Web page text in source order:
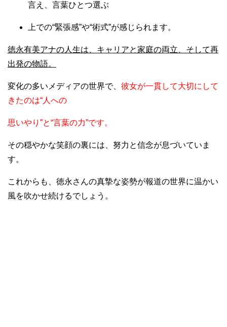
言え、言葉ひとつ選ぶ
上での“緊張感”や“術式”が感じられます。
徳永有美アナの人生は、キャリアと家庭の両立、そして再
出発の物語。
変化の多いメディアの世界で、 彼女が一貫して大切にして
きたのは“人への
思いやり”と“言葉の力”です。
その穏やかな笑顔の裏には、努力と信念が息づいていま
す。
これからも、徳永さんの真摯な姿勢が報道の世界に温かい
風を吹かせ続けるでしょう。